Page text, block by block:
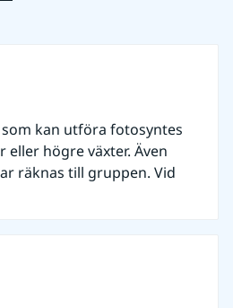
kan utföra fotosyntes
högre växter. Även
räknas till gruppen. Vid